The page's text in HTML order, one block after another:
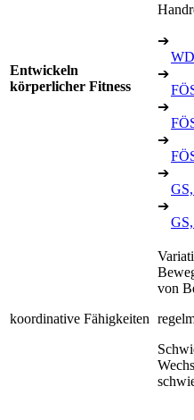
Entwickeln
körperlicher Fitness
➔
➔
➔
➔
➔
➔
koordinative Fähigkeiten
von